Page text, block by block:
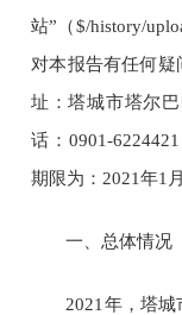
站”（$/history/
对本报告有任何
址：塔城市塔尔
话： 0901-6224421
期限为：2021年1
一、 总体情况
2021 年，塔城